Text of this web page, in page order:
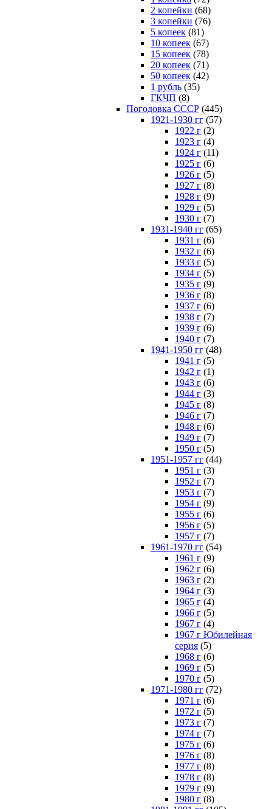
2 копейки (68)
3 копейки (76)
5 копеек (81)
10 копеек (67)
15 копеек (78)
20 копеек (71)
50 копеек (42)
1 рубль (35)
ГКЧП (8)
Погодовка СССР (445)
1921-1930 гг (57)
1922 г (2)
1923 г (4)
1924 г (11)
1925 г (6)
1926 г (5)
1927 г (8)
1928 г (9)
1929 г (5)
1930 г (7)
1931-1940 гг (65)
1931 г (6)
1932 г (6)
1933 г (5)
1934 г (5)
1935 г (9)
1936 г (8)
1937 г (6)
1938 г (7)
1939 г (6)
1940 г (7)
1941-1950 гг (48)
1941 г (5)
1942 г (1)
1943 г (6)
1944 г (3)
1945 г (8)
1946 г (7)
1948 г (6)
1949 г (7)
1950 г (5)
1951-1957 гг (44)
1951 г (3)
1952 г (7)
1953 г (7)
1954 г (9)
1955 г (6)
1956 г (5)
1957 г (7)
1961-1970 гг (54)
1961 г (9)
1962 г (6)
1963 г (2)
1964 г (3)
1965 г (4)
1966 г (5)
1967 г (4)
1967 г Юбилейная
серия (5)
1968 г (6)
1969 г (5)
1970 г (5)
1971-1980 гг (72)
1971 г (6)
1972 г (5)
1973 г (7)
1974 г (7)
1975 г (6)
1976 г (8)
1977 г (8)
1978 г (8)
1979 г (9)
1980 г (8)